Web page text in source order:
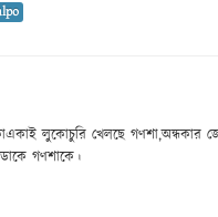
লুকোচুরি খেলছে গণশা,অন্ধকার
গণশাকে।